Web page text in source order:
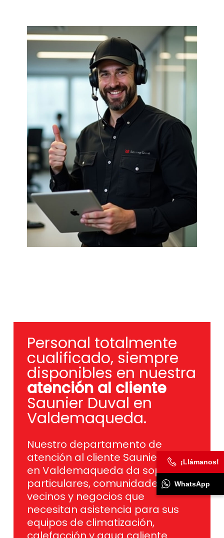
Personal totalmente
cualificado, siempre
disponibles en nuestra
atención al cliente
Saunier Duval en
Valdemaqueda.
Nuestro departamento de
atención al cliente Saunier Duval
en Valdemaqueda da soporte a
particulares, comunidades de
vecinos y negocios que
necesitan asistencia para sus
equipos de climatización,
¡Llámanos!
WhatsApp